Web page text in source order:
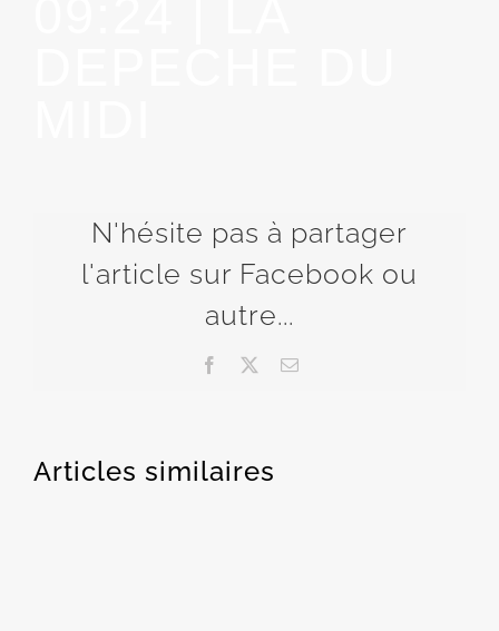
N'hésite pas à partager
l'article sur Facebook ou
autre...
Facebook Email
Articles similaires